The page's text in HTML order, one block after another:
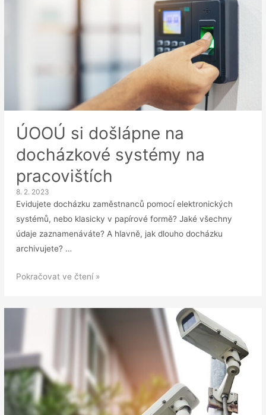
ÚOOÚ si došlápne na
docházkové systémy na
pracovištích
8. 2. 2023
Evidujete docházku zaměstnanců pomocí elektronických
systémů, nebo klasicky v papírové formě? Jaké všechny
údaje zaznamenáváte? A hlavně, jak dlouho docházku
archivujete? …
ÚOOÚ
systémy
na
pracovištích
Pokračovat ve čtení »